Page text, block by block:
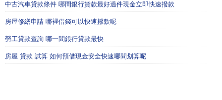
中古汽車貸款條件 哪間銀行貸款最好過件現金立即快速撥款
房屋修繕申請 哪裡借錢可以快速撥款呢
勞工貸款查詢 哪一間銀行貸款最快
房屋 貸款 試算 如何預借現金安全快速哪間划算呢